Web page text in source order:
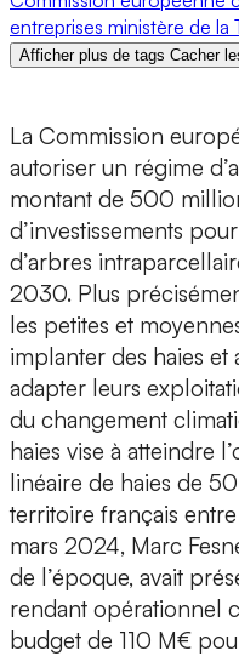
entreprises ministère de la
Afficher plus de tags Cacher
La Commission
autoriser un régime
montant de 500
d’investissements
d’arbres
2030. Plus
les petites et
implanter des haies
adapter leurs
du changement
haies vise à atteindre
linéaire de haies de
territoire français
mars 2024, Marc
de l’époque, avait
rendant opérationnel
budget de 110 M€